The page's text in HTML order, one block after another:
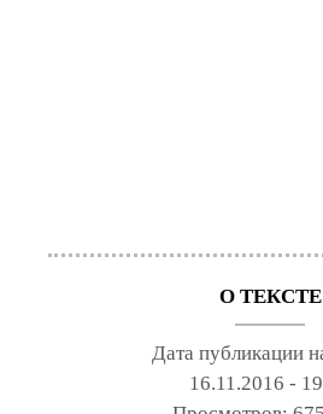
О ТЕКСТЕ
Дата публикации
16.11.2016 -